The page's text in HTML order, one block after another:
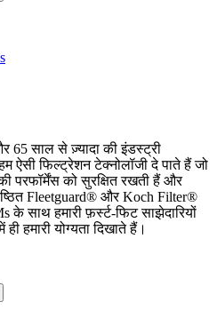
65 साल से ज़्यादा की इंडस्ट्री
ऐसी फिल्ट्रेशन टेक्नोलॉजी दे पाते हैं जो
परफॉर्मेंस को सुरक्षित रखती हैं और
Fleetguard® और Koch Filter®
साथ हमारी फ़र्स्ट-फिट साझेदारियों
हमारी योग्यता दिखाते हैं।